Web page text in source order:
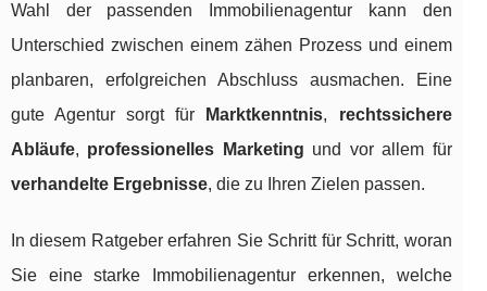
Wahl der passenden Immobilienagentur kann den
Unterschied zwischen einem zähen Prozess und einem
planbaren, erfolgreichen Abschluss ausmachen. Eine
gute Agentur sorgt für
Marktkenntnis, rechtssichere
Abläufe, professionelles Marketing und vor allem für
verhandelte Ergebnisse, die zu Ihren Zielen passen.
In diesem Ratgeber erfahren Sie Schritt für Schritt, woran
Sie eine starke Immobilienagentur erkennen, welche